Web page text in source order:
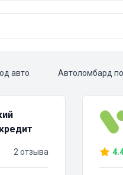
авто Автоломбард
2 отзыва